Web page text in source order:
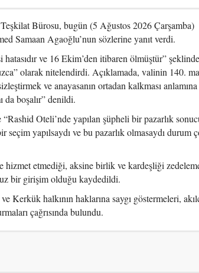
Bürosu, bugün (5 Ağustos 2026 Çarşamba)
Samaan Agaoğlu’nun sözlerine yanıt verdi.
ve 16 Ekim’den itibaren ölmüştür”
olarak nitelendirdi. Açıklamada, valinin 140.
ve anayasanın ortadan kalkması
da boşalır” denildi.
Oteli’nde yapılan şüpheli bir pazarlık
yapılsaydı ve bu pazarlık olmasaydı durum
hizmet etmediği, aksine birlik ve kardeşliği
bir girişim olduğu kaydedildi.
halkının haklarına saygı göstermeleri,
çağrısında bulundu.